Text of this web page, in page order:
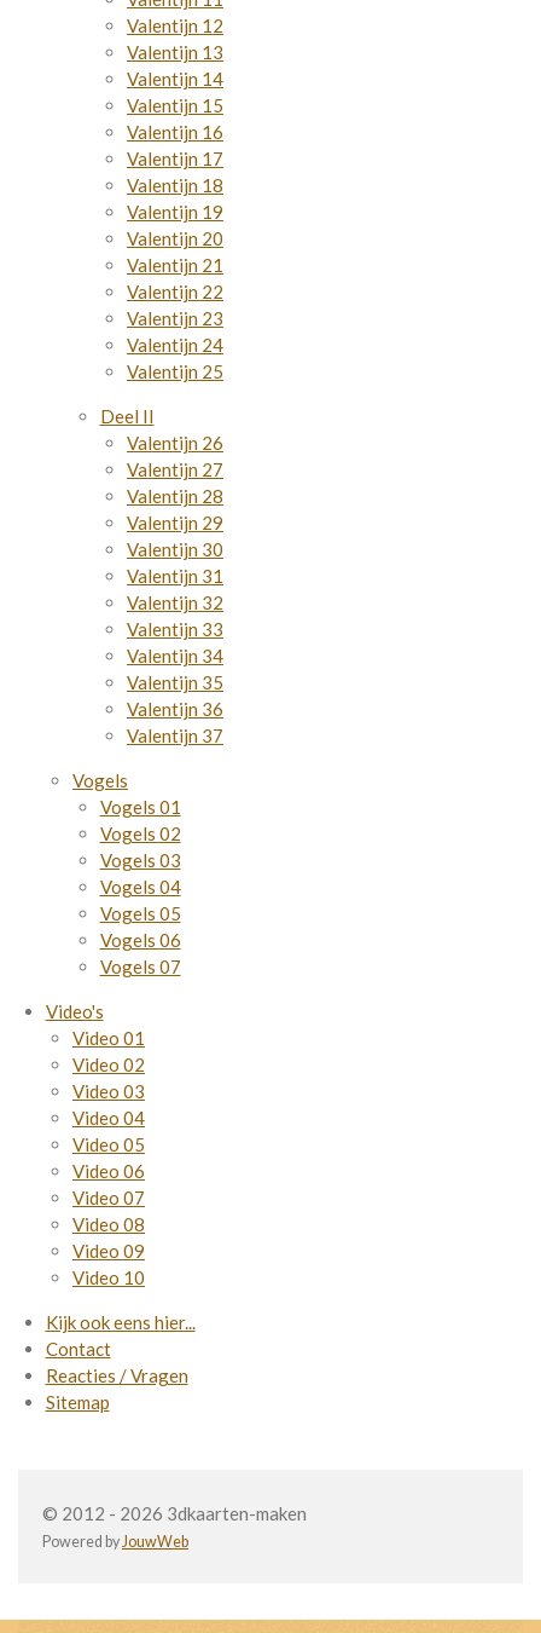
Valentijn 12
Valentijn 13
Valentijn 14
Valentijn 15
Valentijn 16
Valentijn 17
Valentijn 18
Valentijn 19
Valentijn 20
Valentijn 21
Valentijn 22
Valentijn 23
Valentijn 24
Valentijn 25
Deel II
Valentijn 26
Valentijn 27
Valentijn 28
Valentijn 29
Valentijn 30
Valentijn 31
Valentijn 32
Valentijn 33
Valentijn 34
Valentijn 35
Valentijn 36
Valentijn 37
Vogels
Vogels 01
Vogels 02
Vogels 03
Vogels 04
Vogels 05
Vogels 06
Vogels 07
Video's
Video 01
Video 02
Video 03
Video 04
Video 05
Video 06
Video 07
Video 08
Video 09
Video 10
Kijk ook eens hier...
Contact
Reacties / Vragen
Sitemap
© 2012 - 2026 3dkaarten-maken
Powered byJouwWeb